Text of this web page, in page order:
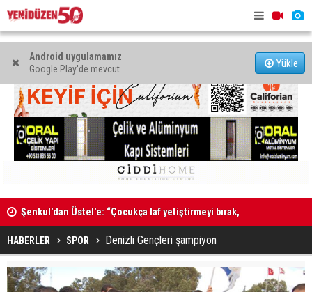
Android uygulamamız
Google Play'de mevcut
Yükle
Şenkul'dan Üstel'e: “Çocukça laf yetiştirmeyi bırak,
tatilini kesip görevinin başına dön”
HABERLER SPOR Denizli Gençleri şampiyon